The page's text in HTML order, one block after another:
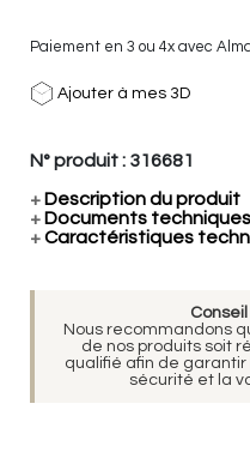
Paiement en 3 ou 4x avec
Ajouter à mes 3D
N° produit : 316681
+ Description du produit
+ Documents techniques
+Caractéristiques
Nous recommandons
de nos produits soit
qualifié afin de
sécurité et la